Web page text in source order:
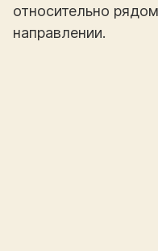
относительно
направлении.